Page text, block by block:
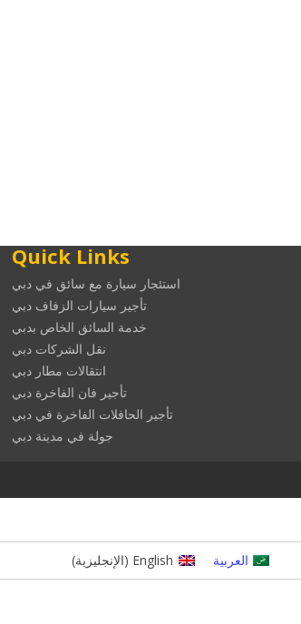
Quick Links
استئجار سيارة مع سائق في دبي
تأجير سيارات الزفاف دبي
خدمة السائق الخاص بدبي
نقل الشركات دبي
انتقالات مطار دبي
تأجير فان الفاخرة دبي
تأجير الحافلات الفاخرة في دبي
جولة في مدينة دبي
العربية English
(الإنجليزية)